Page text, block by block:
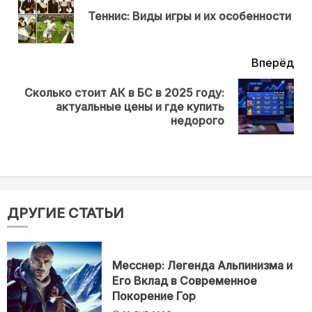
Теннис: Виды игры и их особенности
Вперёд
Next
Сколько стоит АК в БС в 2025 году:
актуальные цены и где купить
недорого
ДРУГИЕ СТАТЬИ
Месснер: Легенда Альпинизма и
Его Вклад в Современное
Покорение Гор